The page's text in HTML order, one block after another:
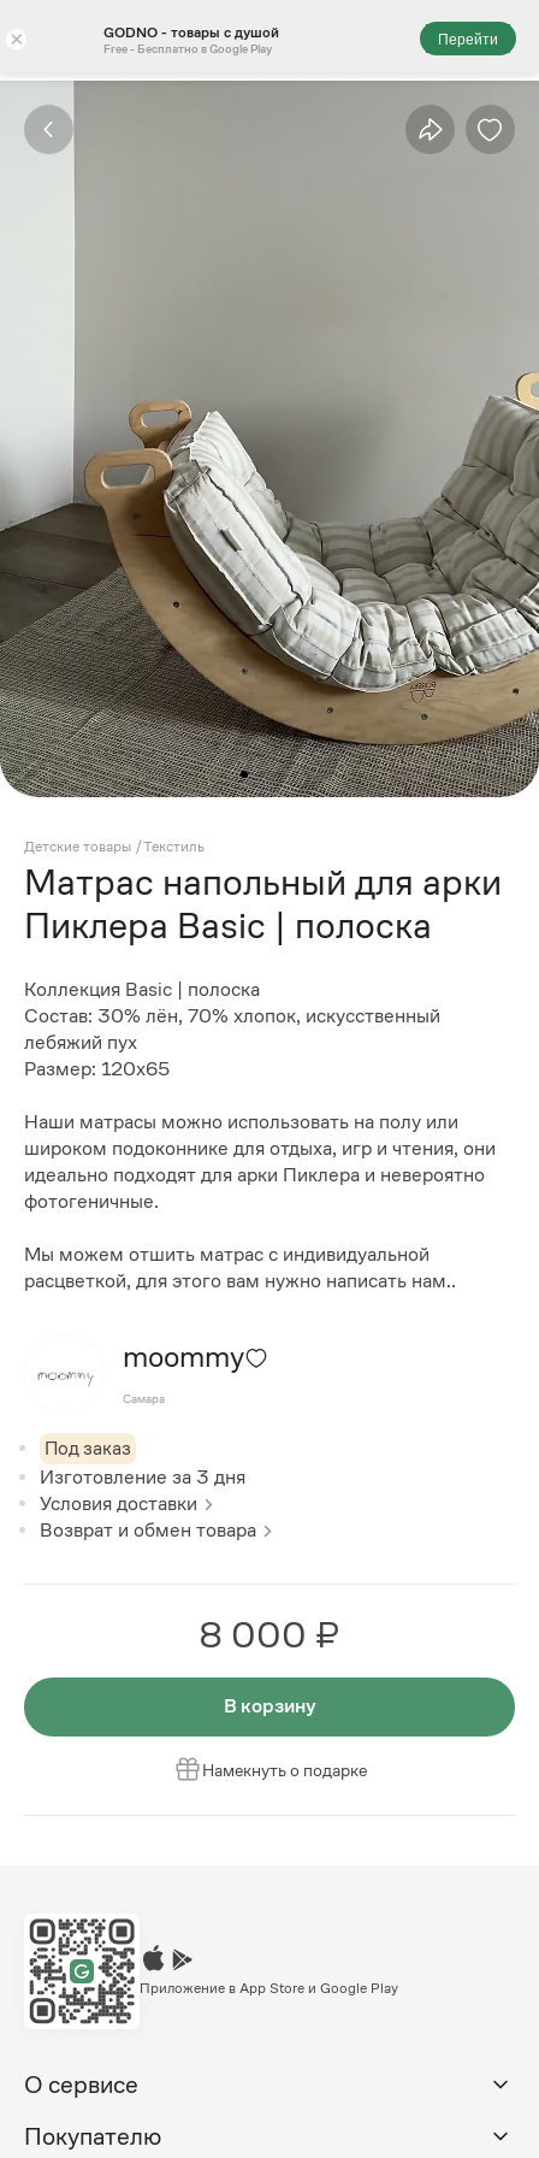
× GODNO - товары с душой
Free - Бесплатно в Google Play
Перейти
⁠Детские товары /Текстиль
Матрас напольный для арки
Пиклера Basic | полоска
Коллекция Basic | полоска
Состав: 30% лён, 70% хлопок, искусственный
лебяжий пух
Размер: 120x65
Наши матрасы можно использовать на полу или
широком подоконнике для отдыха, игр и чтения, они
идеально подходят для арки Пиклера и невероятно
фотогеничные.
Мы можем отшить матрас с индивидуальной
расцветкой, для этого вам нужно написать нам..
moommy
Самара
Под заказ
Изготовление за 3 дня
Условия доставки
Возврат и обмен товара
8 000 ₽
В корзину
Намекнуть о подарке
Приложение в App Store и Google Play
О сервисе
Покупателю